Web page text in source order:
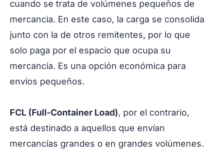
cuando se trata de volúmenes pequeños de
mercancía. En este caso, la carga se consolida
junto con la de otros remitentes, por lo que
solo paga por el espacio que ocupa su
mercancía. Es una opción económica para
envíos pequeños.
FCL (Full-Container Load), por el contrario,
está destinado a aquellos que envían
mercancías grandes o en grandes volúmenes.